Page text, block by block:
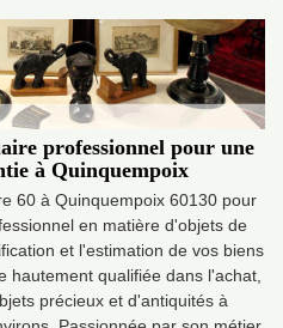
professionnel pour une
à Quinquempoix
60 à Quinquempoix 60130 pour
en matière d'objets de
et l'estimation de vos biens
hautement qualifiée dans l'achat,
précieux et d'antiquités à